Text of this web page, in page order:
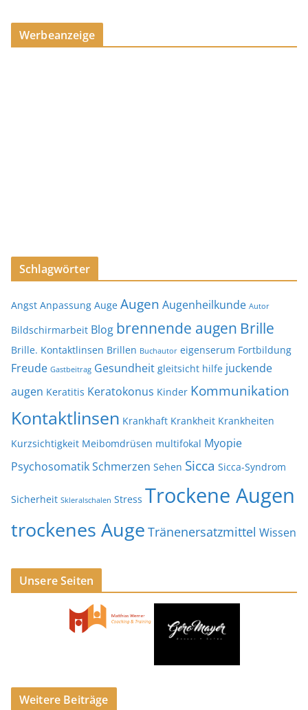
Werbeanzeige
Schlagwörter
Angst Anpassung Auge Augen Augenheilkunde Autor
Bildschirmarbeit Blog brennende augen Brille
Brille. Kontaktlinsen Brillen Buchautor eigenserum Fortbildung
Freude Gastbeitrag Gesundheit gleitsicht hilfe juckende
augen Keratitis Keratokonus Kinder Kommunikation
Kontaktlinsen Krankhaft Krankheit Krankheiten
Kurzsichtigkeit Meibomdrüsen multifokal Myopie
PsychosomatikSchmerzen Sehen Sicca Sicca-Syndrom
Sicherheit Skleralschalen Stress Trockene Augen
trockenes Auge Tränenersatzmittel Wissen
Unsere Seiten
Weitere Beiträge